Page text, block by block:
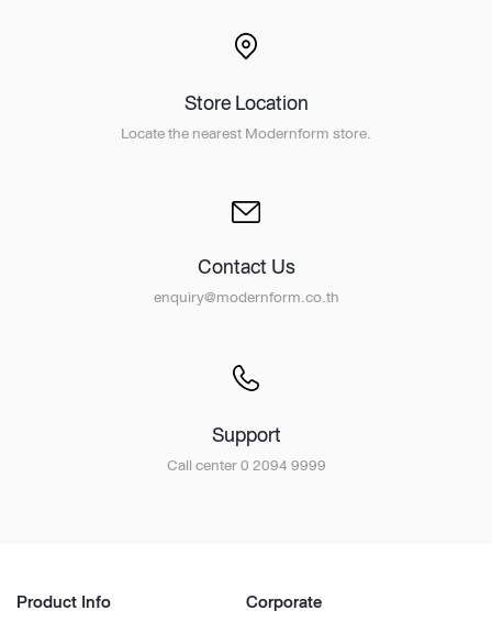
Store Location
Locate the nearest Modernform store.
Contact Us
enquiry@modernform.co.th
Support
Call center 0 2094 9999
Product Info Corporate